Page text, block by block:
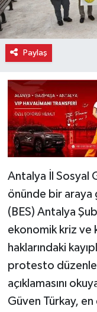
Paylaş
Antalya İl Sosyal
önünde bir araya
(BES) Antalya
ekonomik kriz ve
haklarındaki
protesto
açıklamasını
Güven Türkay, en